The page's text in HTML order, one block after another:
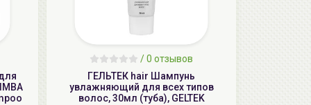
/0 отзывов
ГЕЛЬТЕК hair Шампунь
увлажняющий для всех типов
волос, 30мл (туба), GELTEK